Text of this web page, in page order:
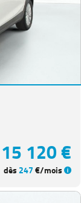
15 120 €
dès 247€/mois